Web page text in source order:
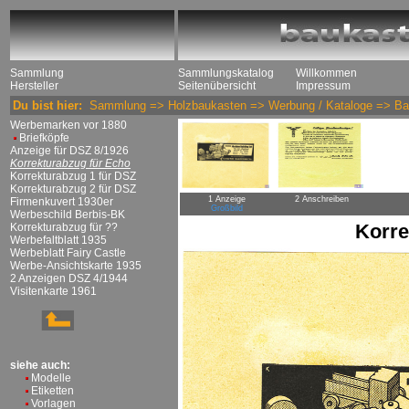
Sammlung
Hersteller
Sammlungskatalog
Seitenübersicht
Willkommen
Impressum
Du bist hier: Sammlung => Holzbaukasten => Werbung / Kataloge =>
Werbemarken vor 1880
Briefköpfe
Anzeige für DSZ 8/1926
Korrekturabzug für Echo
Korrekturabzug 1 für DSZ
Korrekturabzug 2 für DSZ
Firmenkuvert 1930er
Werbeschild Berbis-BK
Korrekturabzug für ??
Werbefaltblatt 1935
Werbeblatt Fairy Castle
Werbe-Ansichtskarte 1935
2 Anzeigen DSZ 4/1944
Visitenkarte 1961
siehe auch:
Modelle
Etiketten
Vorlagen
1 Anzeige
Großbild
2 Anschreiben